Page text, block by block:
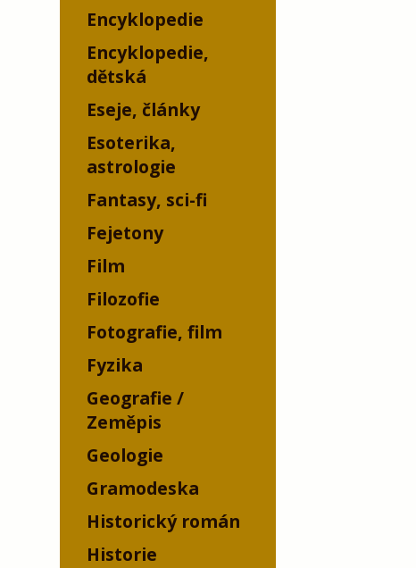
Encyklopedie
Encyklopedie,
dětská
Eseje, články
Esoterika,
astrologie
Fantasy, sci-fi
Fejetony
Film
Filozofie
Fotografie, film
Fyzika
Geografie /
Zeměpis
Geologie
Gramodeska
Historický román
Historie